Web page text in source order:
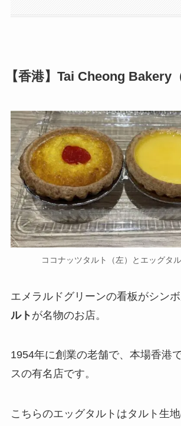
【香港】Tai Cheong Bakery
ココナッツタルト（左）とエッグタル
エメラルドグリーンの看板がシン
ルト が名物のお店。
1954年に創業の老舗で、本場香港
スの有名店です。
こちらのエッグタルトはタルト生